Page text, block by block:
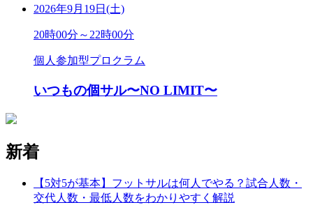
2026年9月19日(土)
20時00分～22時00分
個人参加型プロクラム
いつもの個サル〜NO LIMIT〜
新着
【5対5が基本】フットサルは何人でやる？試合人数・
交代人数・最低人数をわかりやすく解説